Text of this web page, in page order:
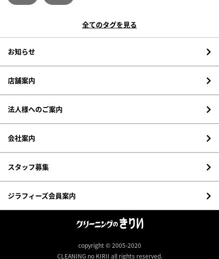
全てのタグを見る
お知らせ
店舗案内
法人様へのご案内
会社案内
スタッフ募集
ジラフィーズ会員案内
copyright © 2005-2020
CLEANING no KIRII all rights reserved.